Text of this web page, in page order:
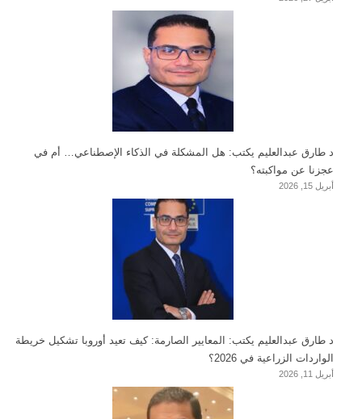
د طارق عبدالعليم يكتب: هل المشكلة في الذكاء الإصطناعي… أم في
عجزنا عن مواكبته؟
أبريل 15, 2026
د طارق عبدالعليم يكتب: المعايير الصارمة: كيف تعيد أوروبا تشكيل خريطة
الواردات الزراعية في 2026؟
أبريل 11, 2026